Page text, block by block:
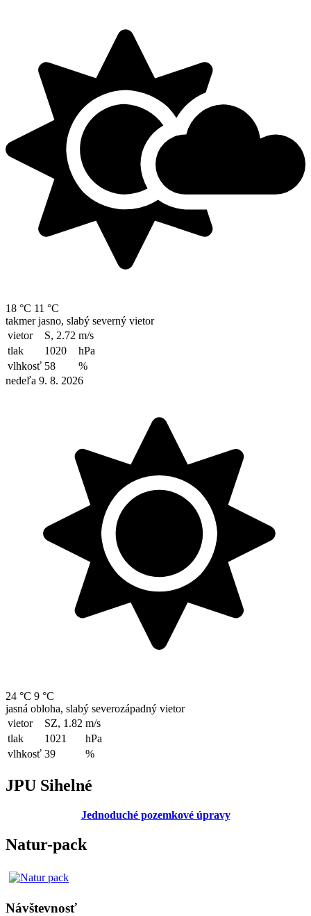
18 °C 11 °C
takmer jasno, slabý severný vietor
vietor
S, 2.72 m/s
tlak
1020
hPa
vlhkosť 58
%
nedeľa 9. 8. 2026
24 °C 9 °C
jasná obloha, slabý severozápadný vietor
vietor
SZ, 1.82 m/s
tlak
1021
hPa
vlhkosť 39 %
JPU Sihelné
Jednoduché pozemkové úpravy
Natur-pack
Návštevnosť